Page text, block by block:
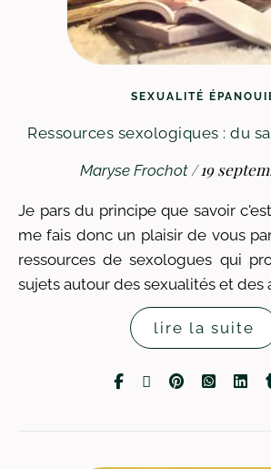
SEXUALITÉ
Ressources sexologiques : du
Maryse Frochot / 19
Je pars du principe que savoir c'est déjà pouvoir. Je
me fais donc un plaisir de vous
ressources de sexologues qui
sujets autour des sexualités et des
lire la suite